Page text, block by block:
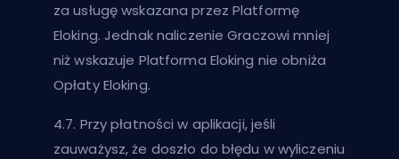
za usługę wskazana przez Platformę
Eloking. Jednak naliczenie Graczowi mniej
niż wskazuje Platforma Eloking nie obniża
Opłaty Eloking.
4.7. Przy płatności w aplikacji, jeśli
zauważysz, że doszło do błędu w wyliczeniu